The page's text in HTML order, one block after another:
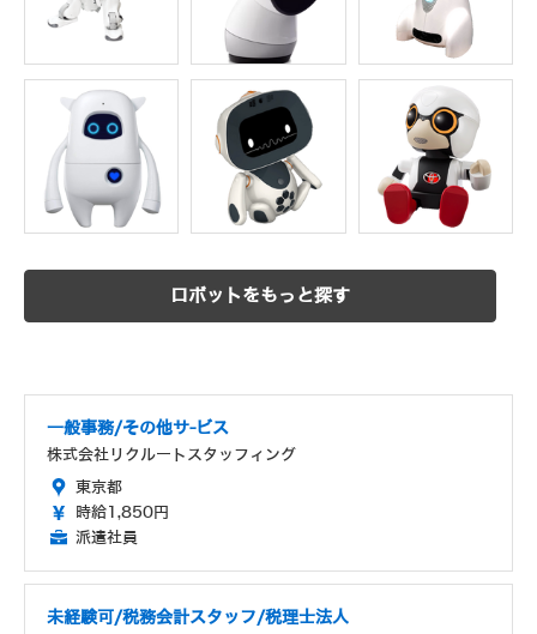
ロボットをもっと探す
一般事務/その他サ-ビス
株式会社リクルートスタッフィング
東京都
時給1,850円
派遣社員
未経験可/税務会計スタッフ/税理士法人